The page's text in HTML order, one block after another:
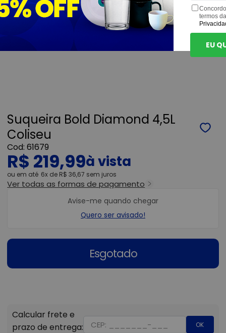
Suqueira Bold Diamond 4,5L
Coliseu
61679
R$ 219,99
ou 6x de R$ 36,67 sem juros
Ver todas as formas de pagamento
Esgotado
Avise-me quando chegar
Quero ser avisado!
OK
termos
EU